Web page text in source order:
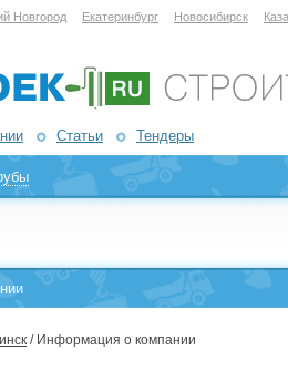
Новгород Екатеринбург Новосибирск
Статьи Тендеры
/ Информация о компании